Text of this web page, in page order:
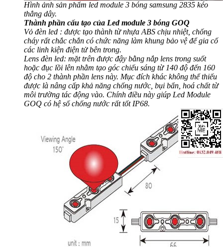
Hình ảnh sản phẩm led module 3 bóng samsung 2835 kéo
thẳng dây.
Thành phần cấu tạo của Led module 3 bóng GOQ
Vỏ đèn led : được tạo thành từ nhựa ABS chịu nhiệt, chống
cháy rất chắc chắn có chức năng làm khung bảo vệ để gia cố
các linh kiện điện tử bên trong.
Lens đèn led: mặt trên được đậy bằng nắp lens trong suốt
hoặc đục lồi lên nhằm tạo góc chiếu sáng từ 140 độ đến 160
độ cho 2 thành phần lens này. Mục đích khác không thể thiếu
được là nâng cấp khả năng chống nước, bụi bẩn, hoá chất từ
môi trường tác động vào. Chính điều này giúp Led Module
GOQ có hệ số chống nước rất tốt IP68.